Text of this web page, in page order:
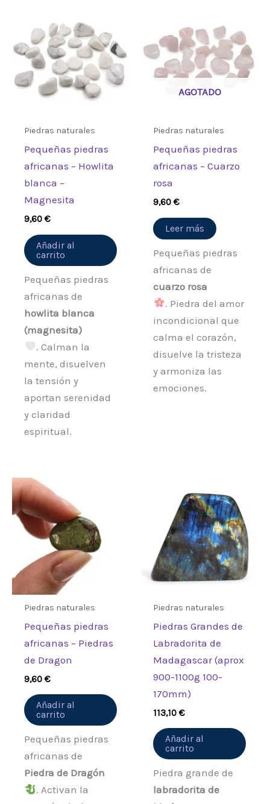
Piedras naturales
Pequeñas piedras
africanas – Howlita
blanca –
Magnesita
9,60€
Añadir al
carrito
Pequeñas piedras
africanas de
howlita blanca
(magnesita)
. Calman la
mente, disuelven
la tensión y
aportan serenidad
y claridad
espiritual.
AGOTADO
Piedras naturales
Pequeñas piedras
africanas – Cuarzo
rosa
9,60€
Leer más
Pequeñas piedras
africanas de
cuarzo rosa
. Piedra del amor
incondicional que
calma el corazón,
disuelve la tristeza
y armoniza las
emociones.
Piedras naturales
Pequeñas piedras
africanas – Piedras
de Dragon
9,60€
Añadir al
carrito
Pequeñas piedras
africanas de
Piedra de Dragón
. Activan la
Piedras naturales
Piedras Grandes de
Labradorita de
Madagascar (aprox
900-1100g 100-
170mm)
113,10€
Añadir al
carrito
Piedra grande de
labradorita de